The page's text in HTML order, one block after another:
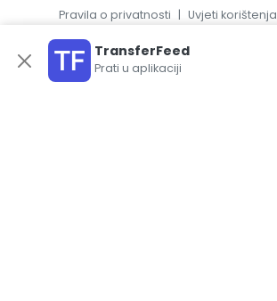
TransferFeed
Prati u aplikaciji
Pravila o privatnosti | Uvjeti korištenja